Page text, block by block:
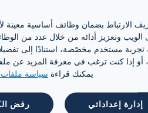
مكون واحد،
يخص النكهة والقوام
الارتباط بضمان وظائف أساسية معينة
وتعزيز أدائه من خلال عدد من
تجربة مستخدم مخصّصة، استنادًا إلى
إذا كنت ترغب في معرفة المزيد عن
يمكنك قراءة سياسة ملفات
إدارة إعداداتي رفض